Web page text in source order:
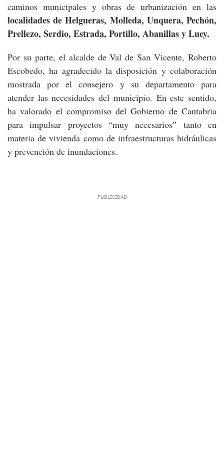
caminos municipales y obras de urbanización en las
localidades de Helgueras, Molleda, Unquera, Pechón,
Prellezo, Serdio, Estrada, Portillo, Abanillas y Luey.
Por su parte, el alcalde de Val de San Vicente, Roberto
Escobedo, ha agradecido la disposición y colaboración
mostrada por el consejero y su departamento para
atender las necesidades del municipio. En este sentido,
ha valorado el compromiso del Gobierno de Cantabria
para impulsar proyectos “muy necesarios” tanto en
materia de vivienda como de infraestructuras hidráulicas
y prevención de inundaciones.